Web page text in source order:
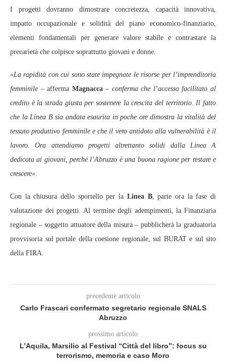
I progetti dovranno dimostrare concretezza, capacità innovativa,
impatto occupazionale e solidità del piano economico-finanziario,
elementi fondamentali per generare valore stabile e contrastare la
precarietà che colpisce soprattutto giovani e donne.
«La rapidità con cui sono state impegnate le risorse per l’imprenditoria
femminile – afferma Magnacca– conferma che l’accesso facilitato al
credito è la strada giusta per sostenere la crescita del territorio. Il fatto
che la Linea B sia andata esaurita in poche ore dimostra la vitalità del
tessuto produttivo femminile e che il vero antidoto alla vulnerabilità è il
lavoro. Ora attendiamo progetti altrettanto solidi dalla Linea A
dedicata ai giovani, perché l’Abruzzo è una buona ragione per restare e
crescere».
Con la chiusura dello sportello per la Linea B, parte ora la fase di
valutazione dei progetti. Al termine degli adempimenti, la Finanziaria
regionale – soggetto attuatore della misura – pubblicherà la graduatoria
provvisoria sul portale della coesione regionale, sul BURAT e sul sito
della FIRA.
precedente articolo
Carlo Frascari confermato segretario regionale SNALS
Abruzzo
prossimo articolo
L’Aquila, Marsilio al Festival “Città del libro”: focus su
terrorismo, memoria e caso Moro